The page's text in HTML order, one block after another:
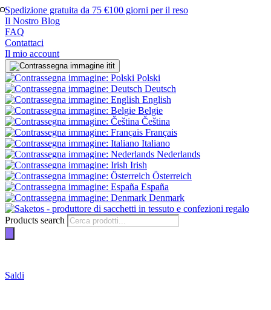
Spedizione gratuita da 75 €100 giorni per il reso
Il Nostro Blog
FAQ
Contattaci
Il mio account
it
Polski
Deutsch
English
Belgie
Čeština
Français
Italiano
Nederlands
Irish
Österreich
España
Denmark
Products search
Saldi